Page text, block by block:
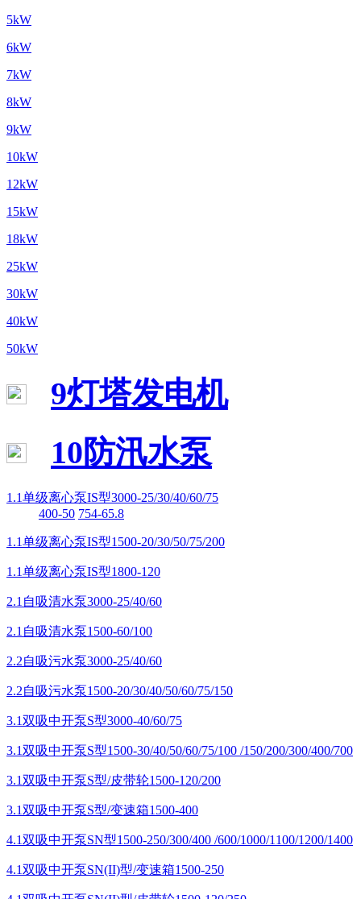
5kW
6kW
7kW
8kW
9kW
10kW
12kW
15kW
18kW
25kW
30kW
40kW
50kW
9灯塔发电机
10防汛水泵
1.1单级离心泵IS型3000-25/30/40/60/75
400-50 754-65.8
1.1单级离心泵IS型1500-20/30/50/75/200
1.1单级离心泵IS型1800-120
2.1自吸清水泵3000-25/40/60
2.1自吸清水泵1500-60/100
2.2自吸污水泵3000-25/40/60
2.2自吸污水泵1500-20/30/40/50/60/75/150
3.1双吸中开泵S型3000-40/60/75
3.1双吸中开泵S型1500-30/40/50/60/75/100 /150/200/300/400/700
3.1双吸中开泵S型/皮带轮1500-120/200
3.1双吸中开泵S型/变速箱1500-400
4.1双吸中开泵SN型1500-250/300/400 /600/1000/1100/1200/1400
4.1双吸中开泵SN(II)型/变速箱1500-250